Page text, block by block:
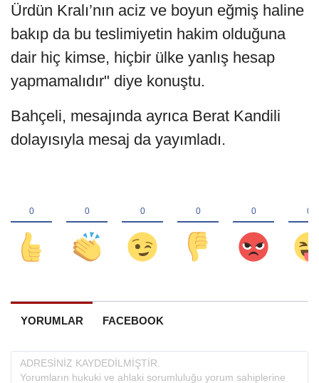
Ürdün Kralı’nın aciz ve boyun eğmiş haline
bakıp da bu teslimiyetin hakim olduğuna
dair hiç kimse, hiçbir ülke yanlış hesap
yapmamalıdır" diye konuştu.
Bahçeli, mesajında ayrıca Berat Kandili
dolayısıyla mesaj da yayımladı.
YORUMLAR FACEBOOK